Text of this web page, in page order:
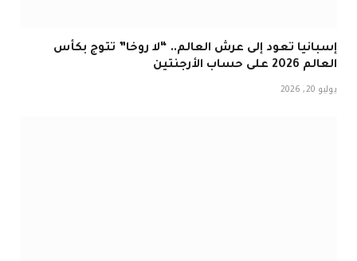
إسبانيا تعود إلى عرش العالم.. “لا روخا” تتوج بكأس
العالم 2026 على حساب الأرجنتين
يوليو 20, 2026